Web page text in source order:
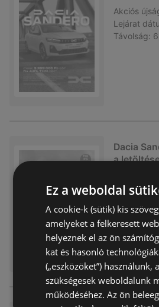
Akciós
Lejárat
Távolság:
Dacia
a
Lejárat
Ez a weboldal
A cookie-k (sütik) kis
amelyeket a felkeresett
helyeznek el az ön
kat és hasonló
(„eszközöket”) használunk,
szükségesek weboldalunk
működéséhez. Az ön